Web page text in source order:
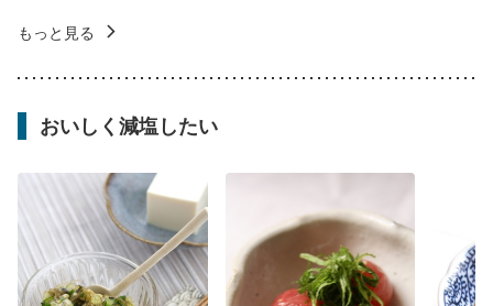
もっと見る
おいしく減塩したい